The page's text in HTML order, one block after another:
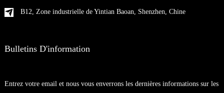
B12, Zone industrielle de Yintian Baoan, Shenzhen, Chine
Bulletins D'information
Entrez votre email et nous vous enverrons les dernières informations sur les